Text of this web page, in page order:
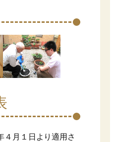
４月１日より適用さ